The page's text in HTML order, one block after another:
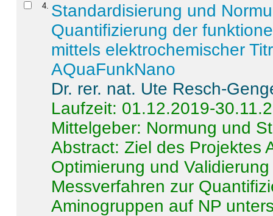
4 Standardisierung und
Quantifizierung der
mittels elektrochemischer
AQuaFunkNano
Dr. rer. nat. Ute Resch-
Laufzeit: 01.12.2019-
Mittelgeber: Normung und
Abstract:Ziel des Projektes
Optimierung und
Messverfahren zur
Aminogruppen auf NP